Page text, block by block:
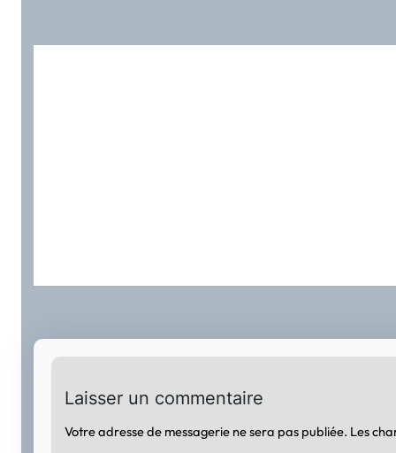
Laisser un commentaire
Votre adresse de messagerie ne sera pas publiée. Les